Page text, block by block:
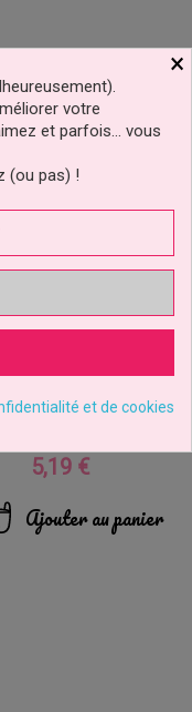
Prix
5,19 €
Ajouter au panier
×
votre
et parfois… vous
(ou pas) !
et de cookies